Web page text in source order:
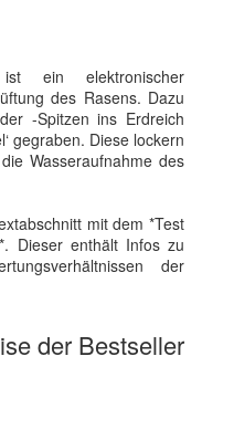
ein elektronischer
des Rasens. Dazu
-Spitzen ins Erdreich
gegraben. Diese lockern
Wasseraufnahme des
mit dem *Test
Dieser enthält Infos zu
der
der Bestseller